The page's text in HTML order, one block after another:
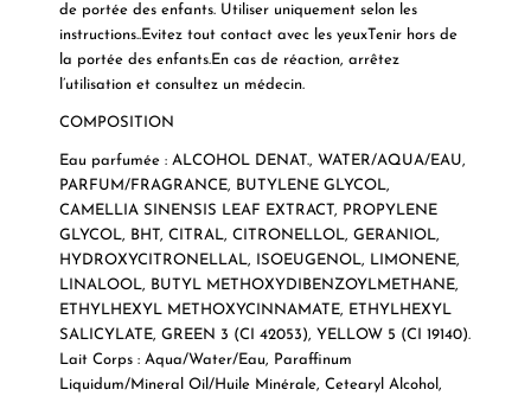
de portée des enfants. Utiliser uniquement selon les
instructions..Evitez tout contact avec les yeuxTenir hors de
la portée des enfants.En cas de réaction, arrêtez
l’utilisation et consultez un médecin.
COMPOSITION
Eau parfumée : ALCOHOL DENAT., WATER/AQUA/EAU,
PARFUM/FRAGRANCE, BUTYLENE GLYCOL,
CAMELLIA SINENSIS LEAF EXTRACT, PROPYLENE
GLYCOL, BHT, CITRAL, CITRONELLOL, GERANIOL,
HYDROXYCITRONELLAL, ISOEUGENOL, LIMONENE,
LINALOOL, BUTYL METHOXYDIBENZOYLMETHANE,
ETHYLHEXYL METHOXYCINNAMATE, ETHYLHEXYL
SALICYLATE, GREEN 3 (CI 42053), YELLOW 5 (CI 19140).
Lait Corps : Aqua/Water/Eau, Paraffinum
Liquidum/Mineral Oil/Huile Minérale, Cetearyl Alcohol,